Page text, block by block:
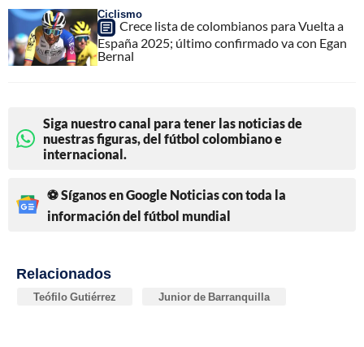
Ciclismo
Crece lista de colombianos para Vuelta a
España 2025; último confirmado va con Egan
Bernal
Siga nuestro canal para tener las noticias de
nuestras figuras, del fútbol colombiano e
internacional.
⚽ Síganos en Google Noticias con toda la
información del fútbol mundial
Relacionados
Teófilo Gutiérrez Junior de Barranquilla